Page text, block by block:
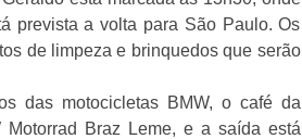
prevista a volta para São Paulo. Os
de limpeza e brinquedos que serão
das motocicletas BMW, o café da
Braz Leme, e a saída está